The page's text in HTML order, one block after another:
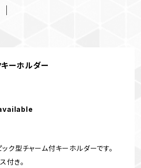
キーホルダー
ク型チャーム付キーホルダーです。
付き。